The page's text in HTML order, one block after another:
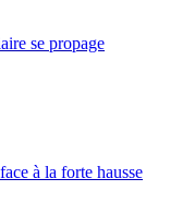
se propage
à la forte hausse